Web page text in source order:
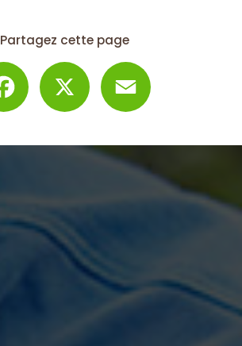
Partagez cette page
Facebook